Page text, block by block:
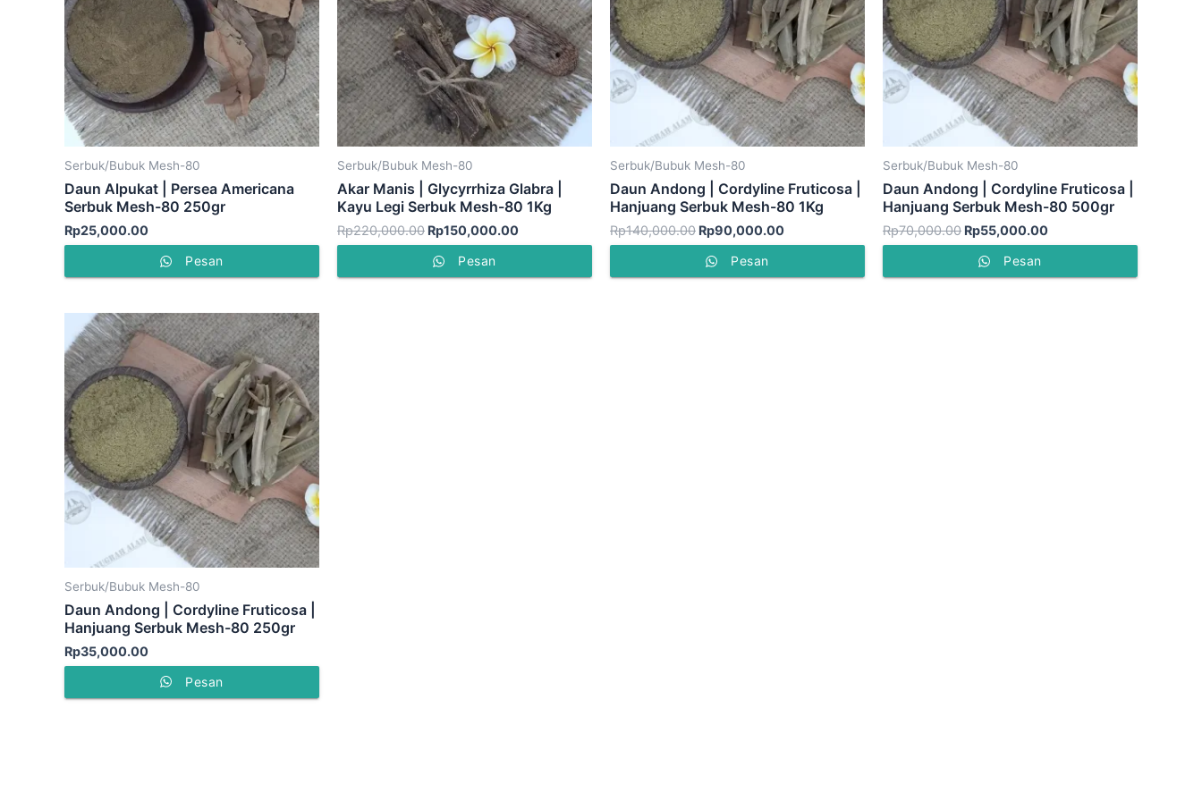
Serbuk/Bubuk Mesh-80
Daun Alpukat | Persea Americana
Serbuk Mesh-80 250gr
Rp25,000.00
Pesan
Serbuk/Bubuk Mesh-80
Akar Manis | Glycyrrhiza Glabra |
Kayu Legi Serbuk Mesh-80 1Kg
Rp220,000.00 Rp150,000.00
Pesan
Serbuk/Bubuk Mesh-80
Daun Andong | Cordyline Fruticosa |
Hanjuang Serbuk Mesh-80 1Kg
Rp140,000.00 Rp90,000.00
Pesan
Serbuk/Bubuk Mesh-80
Daun Andong | Cordyline Fruticosa |
Hanjuang Serbuk Mesh-80 500gr
Rp70,000.00 Rp55,000.00
Pesan
Serbuk/Bubuk Mesh-80
Daun Andong | Cordyline Fruticosa |
Hanjuang Serbuk Mesh-80 250gr
Rp35,000.00
Pesan